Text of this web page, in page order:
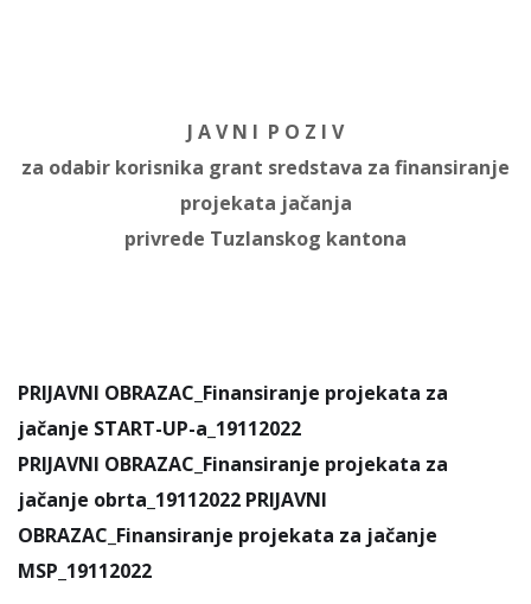
J A V N I P O Z I V
za odabir korisnika grant sredstava za finansiranje
projekata jačanja
privrede Tuzlanskog kantona
PRIJAVNI OBRAZAC_Finansiranje projekata za
jačanje START-UP-a_19112022
PRIJAVNI OBRAZAC_Finansiranje projekata za
jačanje obrta_19112022 PRIJAVNI
OBRAZAC_Finansiranje projekata za jačanje
MSP_19112022